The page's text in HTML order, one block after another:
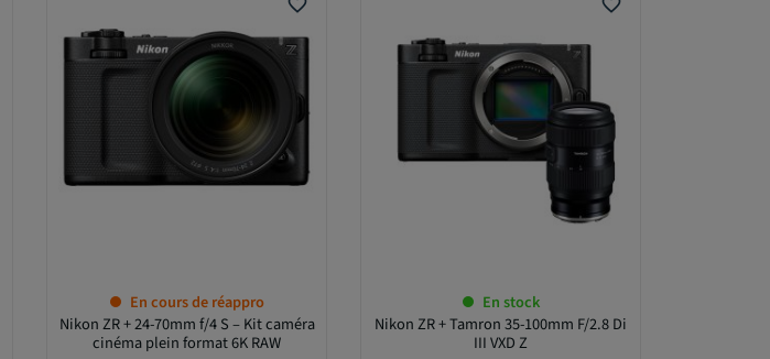
En cours de réappro
Nikon ZR + 24-70mm f/4 S – Kit caméra
cinéma plein format 6K RAW
En stock
Nikon ZR + Tamron 35-100mm F/2.8 Di
III VXD Z